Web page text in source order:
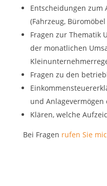
Entscheidungen zum
(Fahrzeug, Büromöbel
Fragen zur Thematik
der monatlichen
Fragen zu den
und
Klären, welche
Bei Fragen rufen Sie